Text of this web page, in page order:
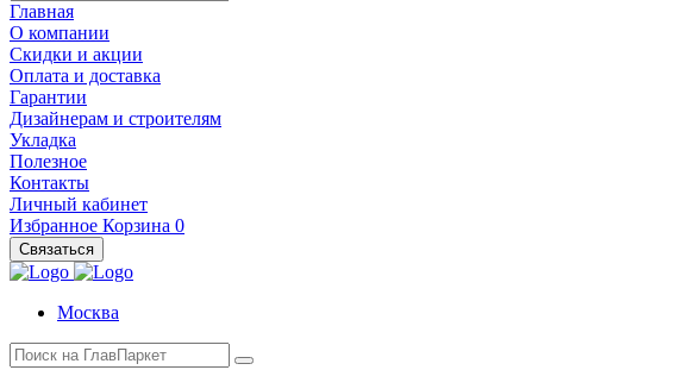
Главная
О компании
Скидки и акции
Оплата и доставка
Гарантии
Дизайнерам и строителям
Укладка
Полезное
Контакты
Личный кабинет
Избранное Корзина 0
Связаться
Москва